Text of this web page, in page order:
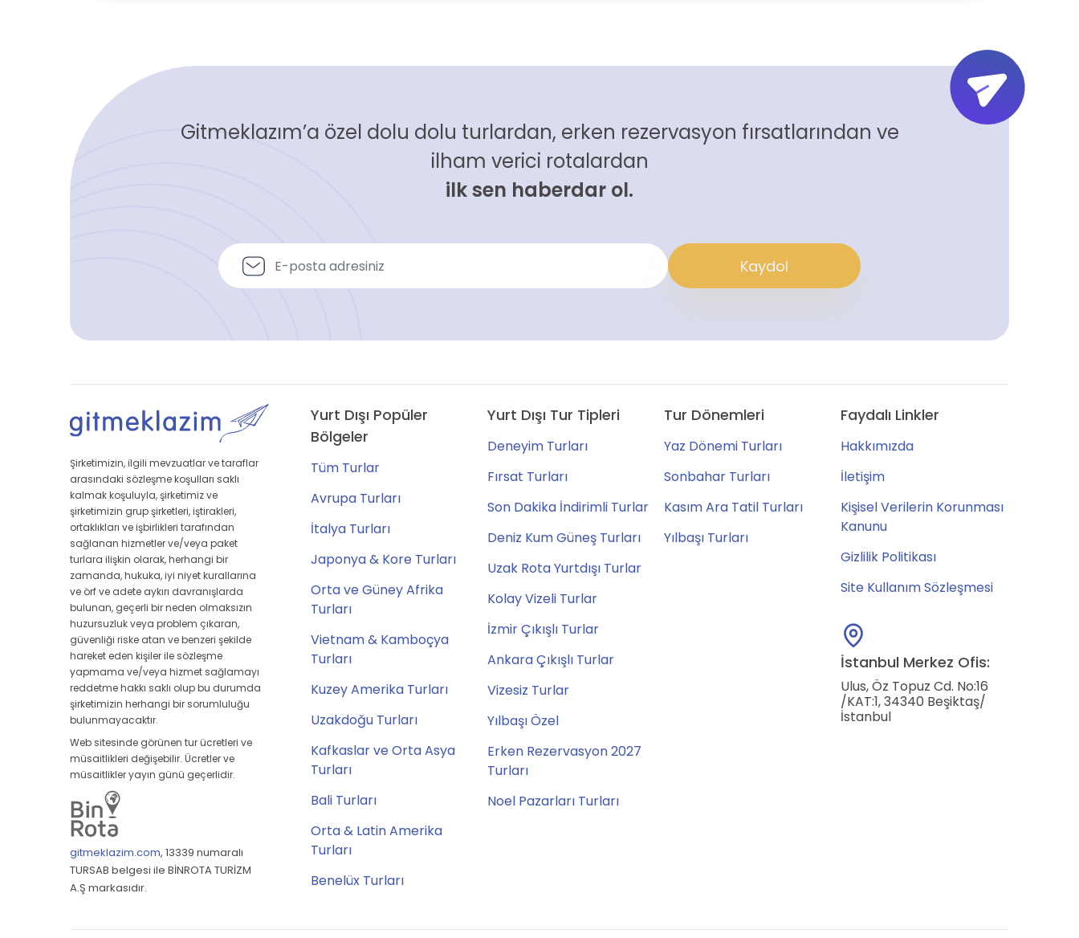
Gitmeklazım’a özel dolu dolu turlardan, erken rezervasyon fırsatlarından ve
ilham verici rotalardan
ilk sen haberdar ol.
Kaydol
Şirketimizin, ilgili mevzuatlar ve taraflar
arasındaki sözleşme koşulları saklı
kalmak koşuluyla, şirketimiz ve
şirketimizin grup şirketleri, iştirakleri,
ortaklıkları ve işbirlikleri tarafından
sağlanan hizmetler ve/veya paket
turlara ilişkin olarak, herhangi bir
zamanda, hukuka, iyi niyet kurallarına
ve örf ve adete aykırı davranışlarda
bulunan, geçerli bir neden olmaksızın
huzursuzluk veya problem çıkaran,
güvenliği riske atan ve benzeri şekilde
hareket eden kişiler ile sözleşme
yapmama ve/veya hizmet sağlamayı
reddetme hakkı saklı olup bu durumda
şirketimizin herhangi bir sorumluluğu
bulunmayacaktır.
Web sitesinde görünen tur ücretleri ve
müsaitlikleri değişebilir. Ücretler ve
müsaitlikler yayın günü geçerlidir.
gitmeklazim.com, 13339 numaralı
TURSAB belgesi ile BİNROTA TURİZM
A.Ş markasıdır.
Yurt Dışı Popüler
Bölgeler
Tüm Turlar
Avrupa Turları
İtalya Turları
Japonya & Kore Turları
Orta ve Güney Afrika
Turları
Vietnam & Kamboçya
Turları
Kuzey Amerika Turları
Uzakdoğu Turları
Kafkaslar ve Orta Asya
Turları
Bali Turları
Orta & Latin Amerika
Turları
Benelüx Turları
Yurt Dışı Tur Tipleri
Deneyim Turları
Fırsat Turları
Son Dakika İndirimli Turlar
Deniz Kum Güneş Turları
Uzak Rota Yurtdışı Turlar
Kolay Vizeli Turlar
İzmir Çıkışlı Turlar
Ankara Çıkışlı Turlar
Vizesiz Turlar
Yılbaşı Özel
Erken Rezervasyon 2027
Turları
Noel Pazarları Turları
Tur Dönemleri
Yaz Dönemi Turları
Sonbahar Turları
Kasım Ara Tatil Turları
Yılbaşı Turları
Faydalı Linkler
Hakkımızda
İletişim
Kişisel Verilerin Korunması
Kanunu
Gizlilik Politikası
Site Kullanım Sözleşmesi
İstanbul Merkez Ofis:
Ulus, Öz Topuz Cd. No:16
/KAT:1, 34340 Beşiktaş/
İstanbul